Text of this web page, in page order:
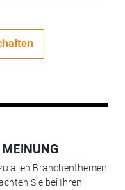
MEINUNG
allen Branchenthemen
Sie bei Ihren